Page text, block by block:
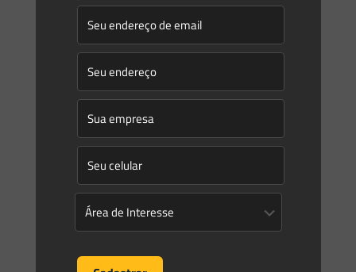
PORTARIA MME No 436, DE 4 DE DEZEMBRO DE 2020
O Ministro de Estado de Minas e Energia, no uso das
atribuições que lhe confere o art.
Saes Advogadoson
21/12/2020
Novidades | Âmbito Estadual: Nacional
MINISTÉRIO DE MINAS E ENERGIAGABINETE DO MINISTRO
O Ministro de Estado de Minas e Energia, no uso